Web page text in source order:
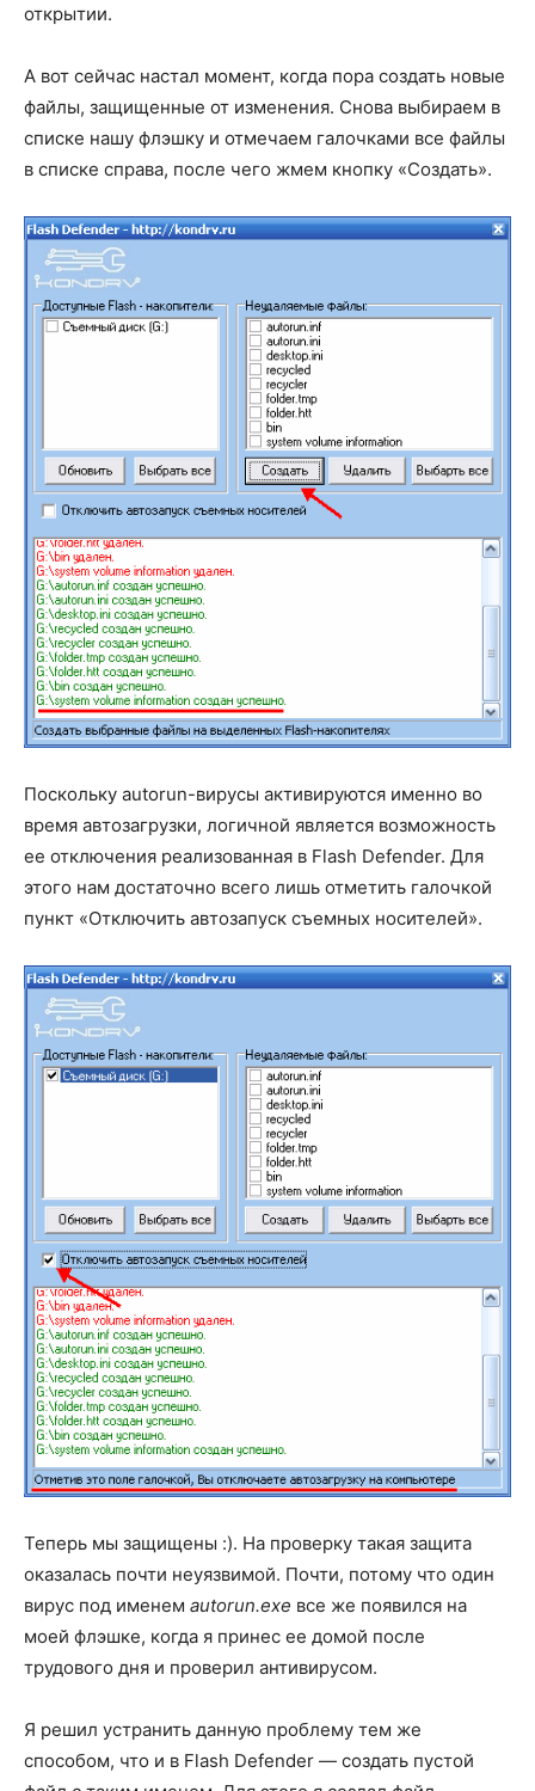
открытии.
А вот сейчас настал момент, когда пора создать новые
файлы, защищенные от изменения. Снова выбираем в
списке нашу флэшку и отмечаем галочками все файлы
в списке справа, после чего жмем кнопку «Создать».
Поскольку autorun-вирусы активируются именно во
время автозагрузки, логичной является возможность
ее отключения реализованная в Flash Defender. Для
этого нам достаточно всего лишь отметить галочкой
пункт «Отключить автозапуск съемных носителей».
Теперь мы защищены :). На проверку такая защита
оказалась почти неуязвимой. Почти, потому что один
вирус под именем autorun.exe все же появился на
моей флэшке, когда я принес ее домой после
трудового дня и проверил антивирусом.
Я решил устранить данную проблему тем же
способом, что и в Flash Defender — создать пустой